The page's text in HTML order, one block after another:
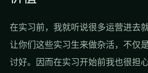
在实习前，我就听说很多运营进去
让你们这些实习生来做杂活，不仅
讨好。因而在实习开始前我也很担